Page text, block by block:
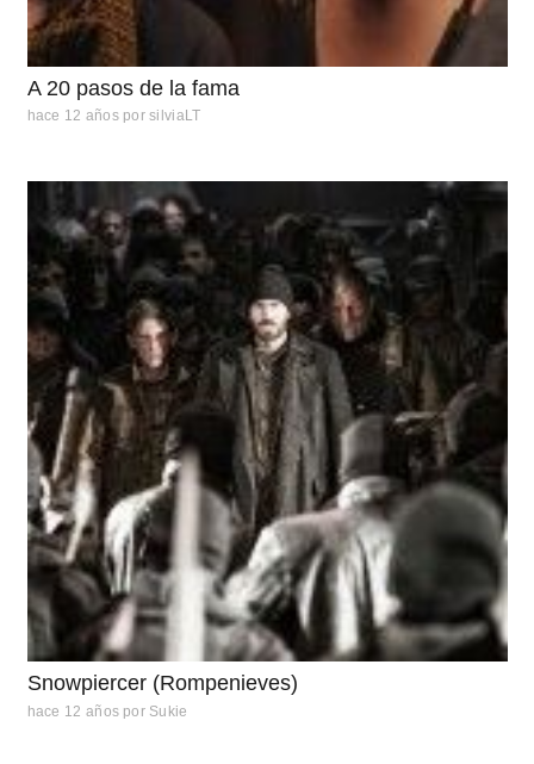
A 20 pasos de la fama
hace 12 años por silviaLT
Snowpiercer (Rompenieves)
hace 12 años por Sukie